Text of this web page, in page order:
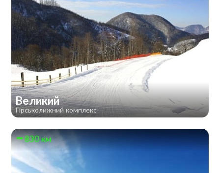
Великий
Гірськолижний комплекс
830 км